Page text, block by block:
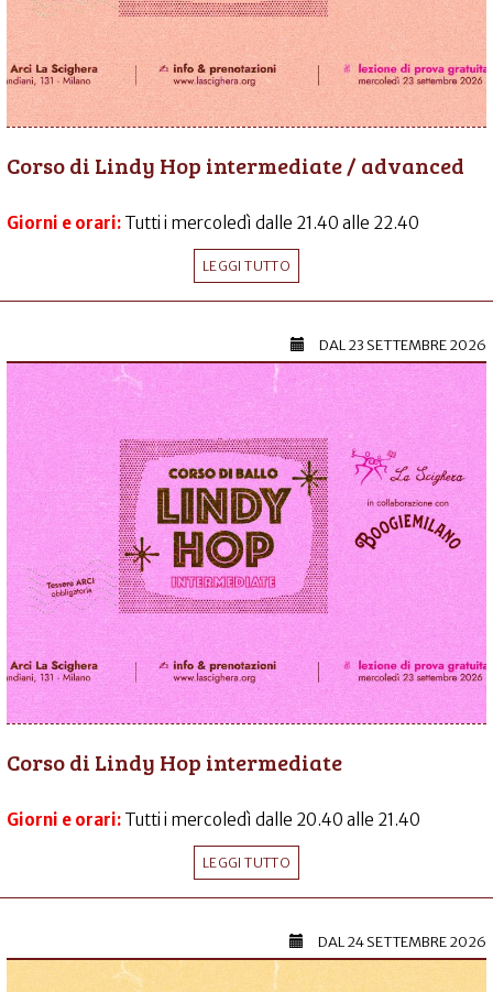
Corso di Lindy Hop intermediate / advanced
Giorni e orari: Tutti i mercoledì dalle 21.40 alle 22.40
LEGGI TUTTO
DAL23 SETTEMBRE 2026
Corso di Lindy Hop intermediate
Giorni e orari: Tutti i mercoledì dalle 20.40 alle 21.40
LEGGI TUTTO
DAL24 SETTEMBRE 2026